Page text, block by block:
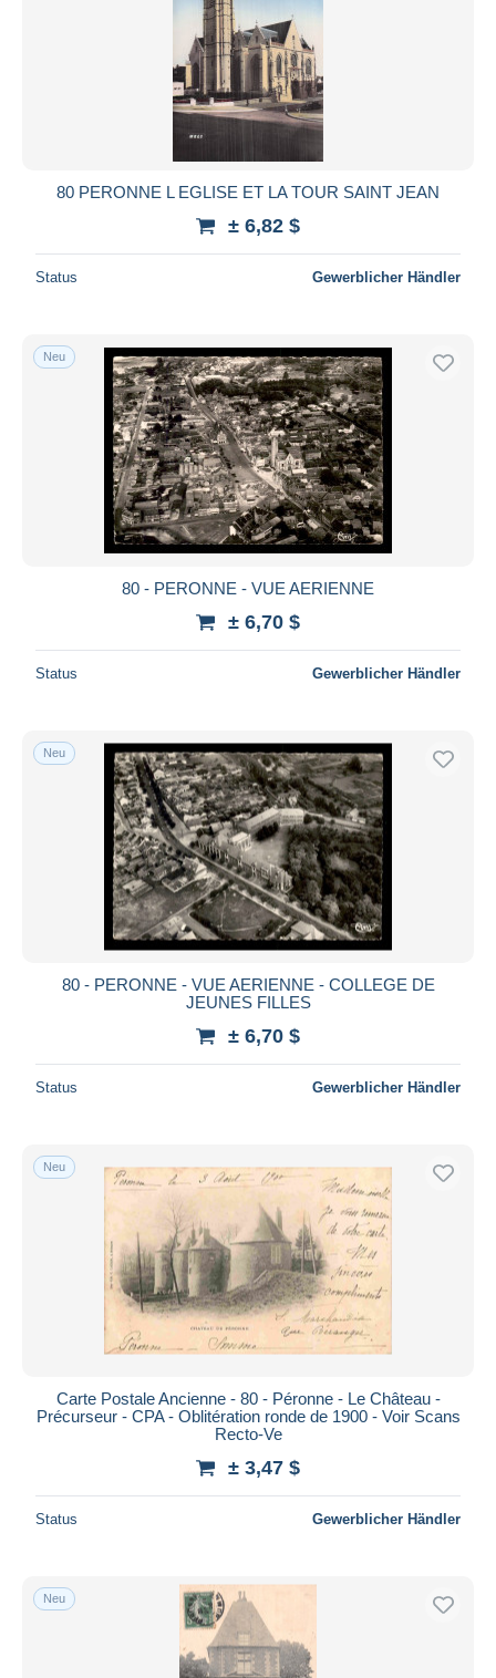
80 PERONNE L EGLISE ET LA TOUR SAINT JEAN
± 6,82 $
Status Gewerblicher Händler
Neu
80 - PERONNE - VUE AERIENNE
± 6,70 $
Status Gewerblicher Händler
Neu
80 - PERONNE - VUE AERIENNE - COLLEGE DE
JEUNES FILLES
± 6,70 $
Status Gewerblicher Händler
Neu
Carte Postale Ancienne - 80 - Péronne - Le Château -
Précurseur - CPA - Oblitération ronde de 1900 - Voir Scans
Recto-Ve
± 3,47 $
Status Gewerblicher Händler
Neu